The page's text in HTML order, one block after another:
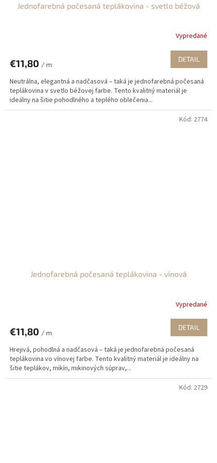
Jednofarebná počesaná teplákovina - svetlo béžová
Vypredané
€11,80 / m
DETAIL
Neutrálna, elegantná a nadčasová – taká je jednofarebná počesaná
teplákovina v svetlo béžovej farbe. Tento kvalitný materiál je
ideálny na šitie pohodlného a teplého oblečenia...
Jednofarebná počesaná teplákovina - vínová
Vypredané
€11,80 / m
DETAIL
Hrejivá, pohodlná a nadčasová – taká je jednofarebná počesaná
teplákovina vo vínovej farbe. Tento kvalitný materiál je ideálny na
šitie teplákov, mikín, mikinových súprav,...
Kód: 2774
Kód: 2729